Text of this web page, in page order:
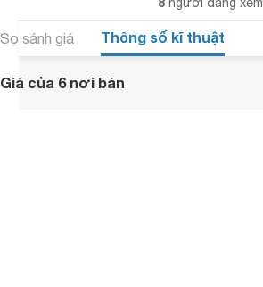
So sánh giá Thông số kĩ thuật
Giá của 6 nơi bán